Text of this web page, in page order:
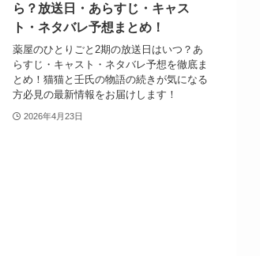
ら？放送日・あらすじ・キャス
ト・ネタバレ予想まとめ！
薬屋のひとりごと2期の放送日はいつ？あ
らすじ・キャスト・ネタバレ予想を徹底ま
とめ！猫猫と壬氏の物語の続きが気になる
方必見の最新情報をお届けします！
2026年4月23日